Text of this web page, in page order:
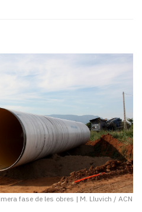
fase de les obres | M. Lluvich / ACN